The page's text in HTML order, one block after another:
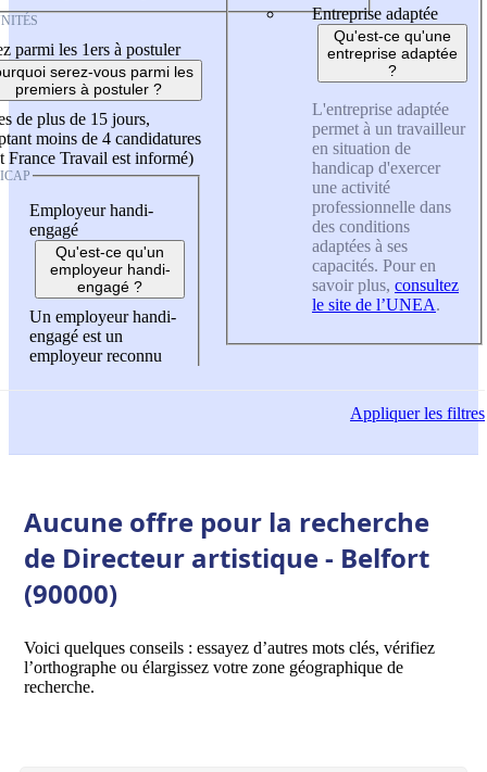
parmi les 1ers à postuler
serez-vous parmi les
premiers à postuler ?
de plus de 15 jours,
moins de 4 candidatures
France Travail est informé)
Employeur handi-
engagé
Qu'est-ce qu'un
employeur handi-
engagé ?
Un employeur handi-
engagé est un
employeur reconnu
Entreprise adaptée
Qu'est-ce qu'une
entreprise adaptée
?
L'entreprise adaptée
permet à un travailleur
en situation de
handicap d'exercer
une activité
professionnelle dans
des conditions
adaptées à ses
capacités. Pour en
savoir plus, consultez
le site de l’UNEA.
Appliquerles filtres
Aucune offre pour la recherche
de Directeur artistique - Belfort
(90000)
Voici quelques conseils : essayez d’autres mots clés, vérifiez
l’orthographe ou élargissez votre zone géographique de
recherche.